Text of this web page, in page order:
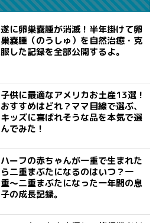
遂に卵巣嚢腫が消滅！半年掛けて卵
巣嚢腫（のうしゅ）を自然治癒・克
服した記録を全部公開するよ。
子供に最適なアメリカお土産13選！
おすすめはどれ？ママ目線で選ぶ、
キッズに喜ばれそうな品を本気で選
んでみた！
ハーフの赤ちゃんが一重で生まれた
ら二重まぶたになるのはいつ？一
重〜二重まぶたになった一年間の息
子の成長記録。